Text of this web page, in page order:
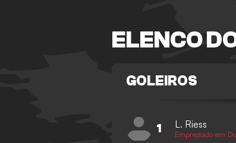
ELENCO
GOLEIROS
1 L. Riess
Emprestado em